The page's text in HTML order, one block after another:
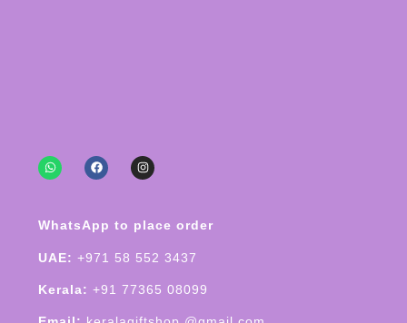
WhatsApp to place order
UAE: +971 58 552 3437
Kerala: +91 77365 08099